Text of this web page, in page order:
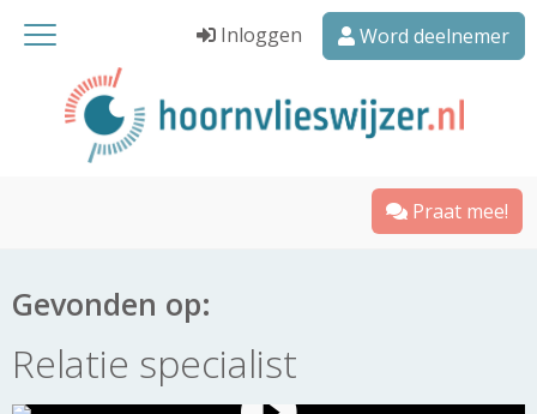
Inloggen Word deelnemer
Praat mee!
Gevonden op:
Relatie specialist